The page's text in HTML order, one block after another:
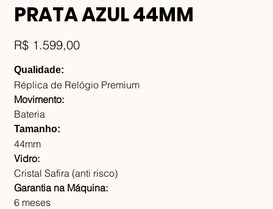
PRATA AZUL 44MM
Preço
R$ 1.599,00
Qualidade:
Réplica de Relógio Premium
Movimento:
Bateria
Tamanho:
44mm
Vidro:
Cristal Safira (anti risco)
Garantia na Máquina:
6 meses